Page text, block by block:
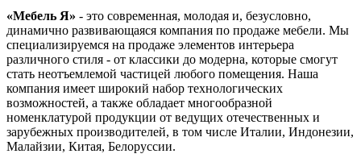
«Мебель Я» - это современная, молодая и, безусловно,
динамично развивающаяся компания по продаже мебели. Мы
специализируемся на продаже элементов интерьера
различного стиля - от классики до модерна, которые смогут
стать неотъемлемой частицей любого помещения. Наша
компания имеет широкий набор технологических
возможностей, а также обладает многообразной
номенклатурой продукции от ведущих отечественных и
зарубежных производителей, в том числе Италии, Индонезии,
Малайзии, Китая, Белоруссии.